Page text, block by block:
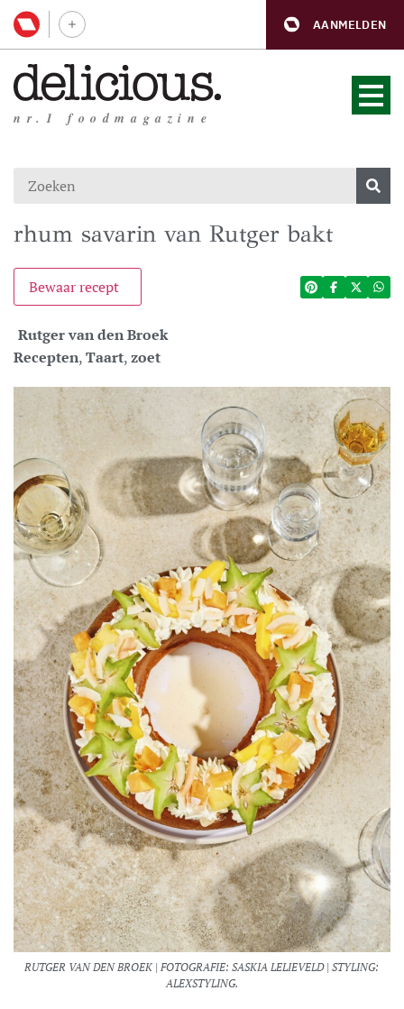
AANMELDEN
nr.1 foodmagazine
rhum savarin van Rutger bakt
Bewaar recept
Rutger van den Broek
Recepten,Taart,zoet
RUTGER VAN DEN BROEK | FOTOGRAFIE: SASKIA LELIEVELD | STYLING:
ALEXSTYLING.